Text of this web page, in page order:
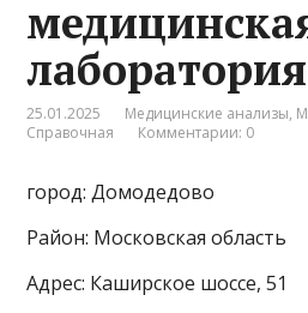
лаборатория
25.01.2025 Медицинские анализы,
Справочная
Комментарии: 0
город: Домодедово
Район: Московская область
Адрес: Каширское шоссе, 51